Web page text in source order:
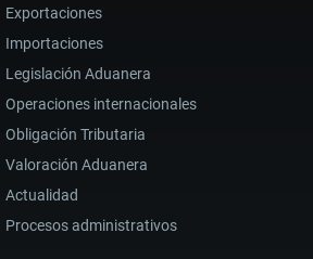
Exportaciones
Importaciones
Legislación Aduanera
Operaciones internacionales
Obligación Tributaria
Valoración Aduanera
Actualidad
Procesos administrativos